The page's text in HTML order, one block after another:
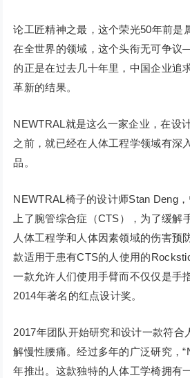
论工匠精神之最，这个荣光50年前是
在全世界的领域，这个头衔无可争
的正是在过去几十年里，中国企业追
革新的结果。
NEWTRAL就是这么一家企业，在设
之前，就已经在人体工程学领域有深
品。
NEWTRAL椅子的设计师Stan Deng
上了腕管综合症（CTS），为了缓解
人体工程学和人体因素领域的伤害预
款适用于患有CTS的人使用的
一款允许人们使用手臂而不仅仅是手
2014年著名的红点设计奖。
2017年团队开始研究和设计一款符合
解慢性腰痛。经过多年的广泛研究，
年推出。这款独特的人体工学椅拥有